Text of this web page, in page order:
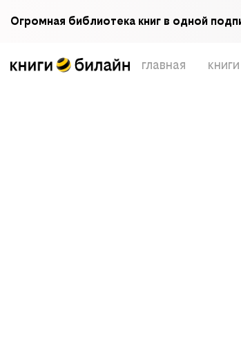
Огромная библиотека книг в одной
главная книги